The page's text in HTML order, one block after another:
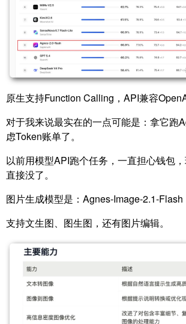
原生支持Function Calling，API兼容
对于我来说最实在的一点可能是：拿它跑
虑Token账单了。
以前用模型API跑个任务，一直担心钱包
直接没了。
图片生成模型是：Agnes-Image-2.1-Flash
支持文生图、图生图，还有图片编辑。